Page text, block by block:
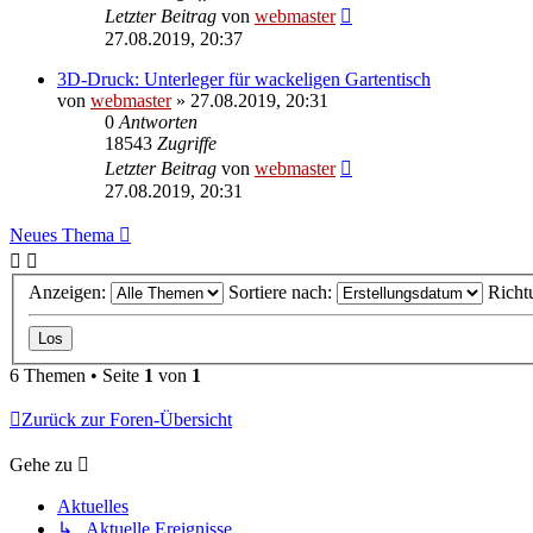
Letzter Beitrag von webmaster
27.08.2019, 20:37
3D-Druck: Unterleger für wackeligen Gartentisch
von webmaster» 27.08.2019, 20:31
0 Antworten
18543 Zugriffe
Letzter Beitrag von webmaster
27.08.2019, 20:31
Neues Thema
Anzeigen: Sortiere nach:
6 Themen • Seite 1 von 1
Zurück zur Foren-Übersicht
Gehe zu
Aktuelles